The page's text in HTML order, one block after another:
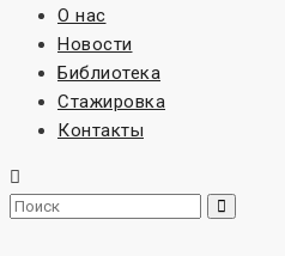
О нас
Новости
Библиотека
Стажировка
Контакты